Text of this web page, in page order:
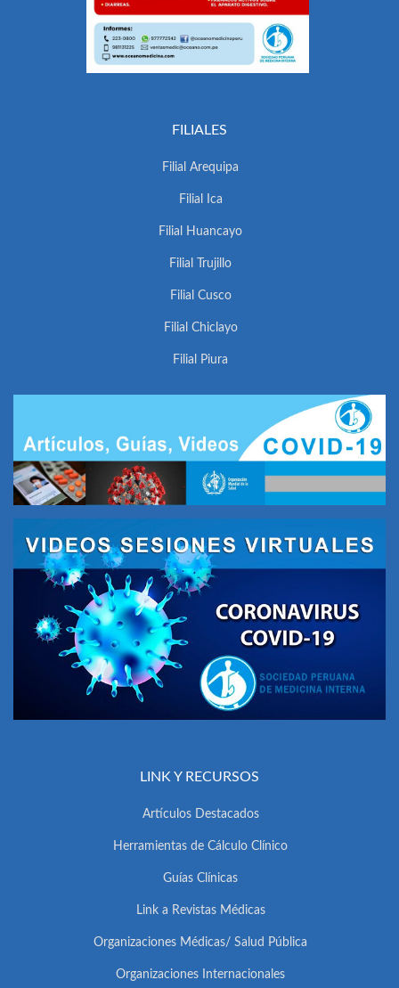
FILIALES
Filial Arequipa
Filial Ica
Filial Huancayo
Filial Trujillo
Filial Cusco
Filial Chiclayo
Filial Piura
LINK Y RECURSOS
Artículos Destacados
Herramientas de Cálculo Clínico
Guías Clínicas
Link a Revistas Médicas
Organizaciones Médicas/ Salud Pública
Organizaciones Internacionales